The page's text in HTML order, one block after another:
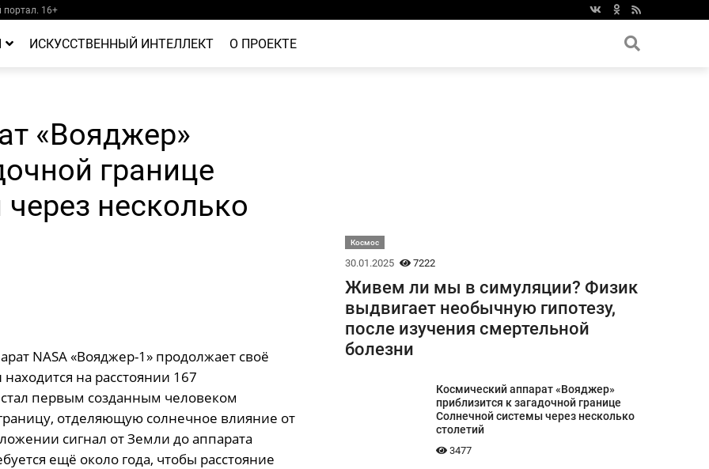
16+
ИСКУССТВЕННЫЙ ИНТЕЛЛЕКТ О ПРОЕКТЕ
«Вояджер»
границе
несколько
NASA «Вояджер-1» продолжает своё
на расстоянии 167
первым созданным человеком
отделяющую солнечное влияние от
сигнал от Земли до аппарата
ещё около года, чтобы расстояние
Космос
30.01.2025 7222
Живем ли мы в симуляции? Физик
выдвигает необычную гипотезу,
после изучения смертельной
болезни
Космический аппарат «Вояджер»
приблизится к загадочной границе
Солнечной системы через несколько
столетий
3477